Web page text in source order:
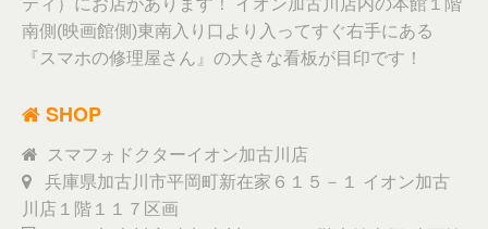
ティ）にお店があります！ イオン加古川店内の本館１階
南側(映画館側)東南入り口より入ってすぐ右手にある
『スマホの修理屋さん』の大きな看板が目印です！
SHOP
スマフォドクターイオン加古川店
兵庫県加古川市平岡町新在家６１５－１ イオン加古
川店１階１１７区画